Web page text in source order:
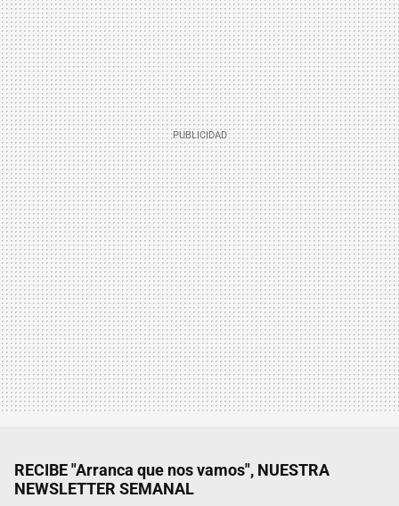
RECIBE "Arranca que nos vamos", NUESTRA
NEWSLETTER SEMANAL